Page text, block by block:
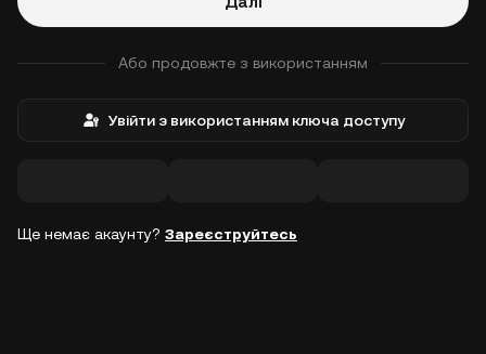
Або продовжте з використанням
Увійти з використанням ключа доступу
Ще немає акаунту? Зареєструйтесь